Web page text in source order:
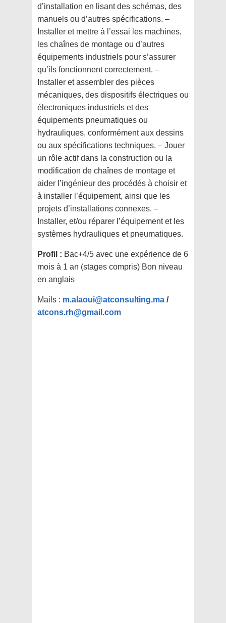
d’installation en lisant des schémas, des
manuels ou d’autres spécifications. –
Installer et mettre à l’essai les machines,
les chaînes de montage ou d’autres
équipements industriels pour s’assurer
qu’ils fonctionnent correctement. –
Installer et assembler des pièces
mécaniques, des dispositifs électriques ou
électroniques industriels et des
équipements pneumatiques ou
hydrauliques, conformément aux dessins
ou aux spécifications techniques. – Jouer
un rôle actif dans la construction ou la
modification de chaînes de montage et
aider l’ingénieur des procédés à choisir et
à installer l’équipement, ainsi que les
projets d’installations connexes. –
Installer, et/ou réparer l’équipement et les
systèmes hydrauliques et pneumatiques.
Profil : Bac+4/5 avec une expérience de 6
mois à 1 an (stages compris) Bon niveau
en anglais
Mails : m.alaoui@atconsulting.ma /
atcons.rh@gmail.com